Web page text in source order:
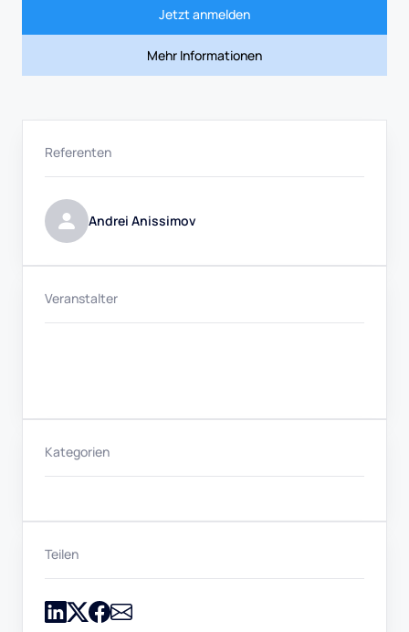
Jetzt anmelden
Mehr Informationen
Referenten
Andrei Anissimov
Veranstalter
Kategorien
Teilen